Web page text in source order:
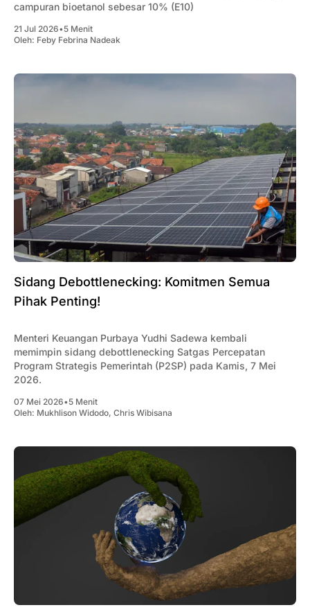
campuran bioetanol sebesar 10% (E10)
21 Jul 2026•5 Menit
Oleh: Feby Febrina Nadeak
Sidang Debottlenecking: Komitmen Semua
Pihak Penting!
Menteri Keuangan Purbaya Yudhi Sadewa kembali
memimpin sidang debottlenecking Satgas Percepatan
Program Strategis Pemerintah (P2SP) pada Kamis, 7 Mei
2026.
07 Mei 2026•5 Menit
Oleh: Mukhlison Widodo, Chris Wibisana